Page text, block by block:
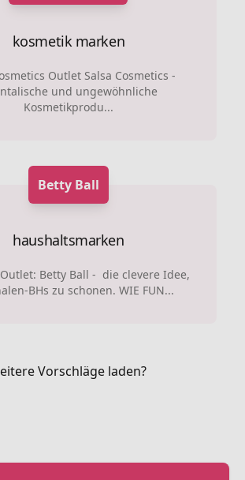
kosmetik marken
Outlet Salsa Cosmetics -
und ungewöhnliche
Kosmetikprodu...
Betty Ball
haushaltsmarken
Betty Ball - die clevere Idee,
BHs zu schonen. WIE FUN...
Vorschläge laden?